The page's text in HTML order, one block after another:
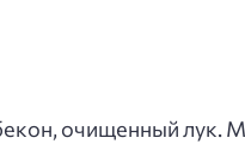
очищенный лук.